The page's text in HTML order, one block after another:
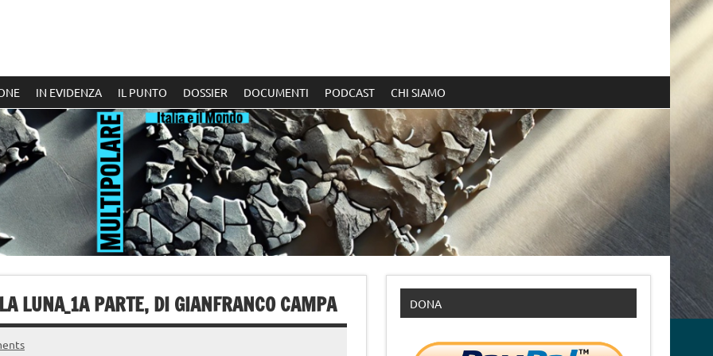
IN EVIDENZA IL PUNTO DOSSIER DOCUMENTI PODCAST CHI SIAMO
LUNA_1A PARTE, DI GIANFRANCO CAMPA DONA